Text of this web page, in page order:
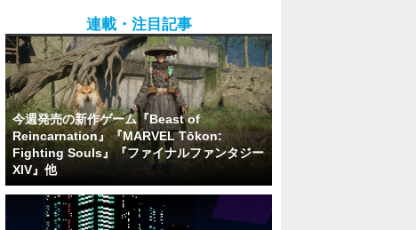
連載・注目記事
今週発売の新作ゲーム『Beast of
Reincarnation』『MARVEL Tōkon:
Fighting Souls』『ファイナルファンタジー
XIV』他